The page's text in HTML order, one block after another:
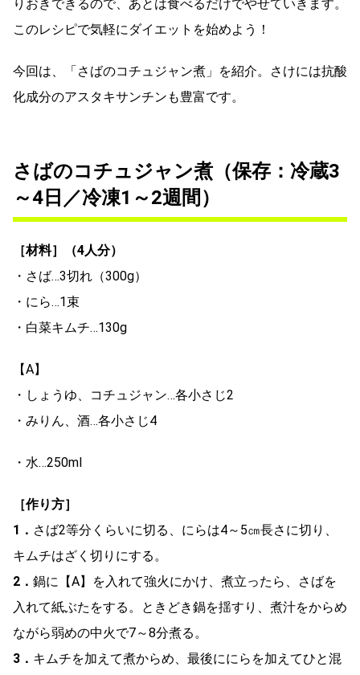
りおきできるので、あとは食べるだけでやせていきます。
このレシピで気軽にダイエットを始めよう！
今回は、「さばのコチュジャン煮」を紹介。さけには抗酸
化成分のアスタキサンチンも豊富です。
さばのコチュジャン煮（保存：冷蔵3
～4日／冷凍1～2週間）
［材料］（4人分）
・さば…3切れ（300g）
・にら…1束
・白菜キムチ…130g
【A】
・しょうゆ、コチュジャン…各小さじ2
・みりん、酒…各小さじ4
・水…250ml
［作り方］
1． さば2等分くらいに切る、にらは4～5㎝長さに切り、
キムチはざく切りにする。
2． 鍋に【A】を入れて強火にかけ、煮立ったら、さばを
入れて紙ぶたをする。ときどき鍋を揺すり、煮汁をからめ
ながら弱めの中火で7～8分煮る。
3． キムチを加えて煮からめ、最後ににらを加えてひと混